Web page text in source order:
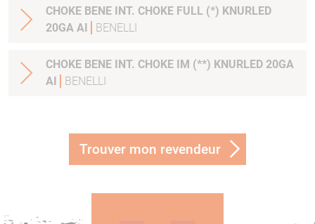
CHOKE BENE INT. CHOKE FULL (*) KNURLED
20GA AI
BENELLI
CHOKE BENE INT. CHOKE IM (**) KNURLED 20GA
AI
BENELLI
Trouver mon revendeur